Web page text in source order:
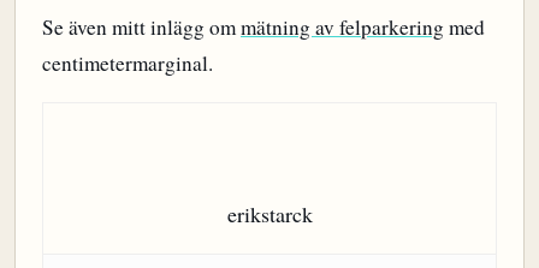
Se även mitt inlägg ommätning av felparkering med
centimetermarginal.
erikstarck